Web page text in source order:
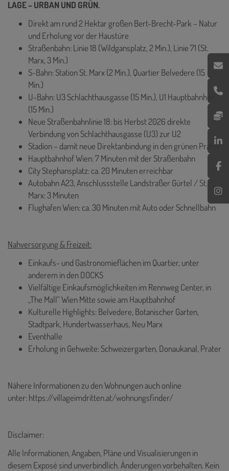
LAGE – URBAN UND GRÜN.
Direkt am rund 2 Hektar großen Bert-Brecht-Park – Natur
und Erholung vor der Haustüre
Straßenbahn: Linie 18 (Wildgansplatz, 2 Min.), Linie 71 (St.
Marx, 3 Min.)
S-Bahn: Station St. Marx (2 Min.), Quartier Belvedere (15
Min.)
U-Bahn: U3 Schlachthausgasse (15 Min.), U1 Hauptbahnhof
(15 Min.)
Neue Straßenbahnlinie 18: bis Herbst 2026 direkte
Verbindung von Schlachthausgasse (U3) zur U2
Stadion – damit neue Direktanbindung in den grünen Prater
Hauptbahnhof Wien: 7 Minuten mit der Straßenbahn
City Stephansplatz: ca. 20 Minuten erreichbar
Autobahn A23, Anschlussstelle Landstraßer Gürtel / St.
Marx: 3 Minuten
Flughafen Wien: ca. 30 Minuten mit Auto oder Schnellbahn
Nahversorgung & Freizeit:
Einkaufs- und Gastronomieflächen im Quartier, unter
anderem in den DOCKS
Vielfältige Einkaufsmöglichkeiten im Rennweg Center, in
„The Mall“ Wien Mitte sowie am Hauptbahnhof
Kulturelle Highlights: Belvedere, Botanischer Garten,
Stadtpark, Hundertwasserhaus, Neu Marx
Eventhalle
Erholung in Gehweite: Schweizergarten, Donaukanal, Prater
Nähere Informationen zu den Wohnungen auch online
unter:https://villageimdritten.at/wohnungsfinder/
Disclaimer:
Alle Informationen, Angaben, Pläne und Visualisierungen in
diesem Exposé sind unverbindlich. Änderungen vorbehalten. Kein